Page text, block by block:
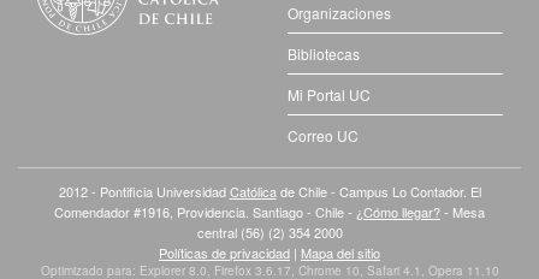
Organizaciones
Bibliotecas
Mi Portal UC
Correo UC
2012 - Pontificia UniversidadCatólica de Chile - Campus Lo Contador. El
Comendador #1916, Providencia. Santiago - Chile - ¿Cómo llegar?- Mesa
central (56) (2) 354 2000
Políticas de privacidad | Mapa del sitio
Optimizado para: Explorer 8.0, Firefox 3.6.17, Chrome 10, Safari 4.1, Opera 11.10